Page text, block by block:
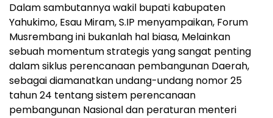
Dalam sambutannya wakil bupati kabupaten
Yahukimo, Esau Miram, S.IP menyampaikan, Forum
Musrembang ini bukanlah hal biasa, Melainkan
sebuah momentum strategis yang sangat penting
dalam siklus perencanaan pembangunan Daerah,
sebagai diamanatkan undang-undang nomor 25
tahun 24 tentang sistem perencanaan
pembangunan Nasional dan peraturan menteri